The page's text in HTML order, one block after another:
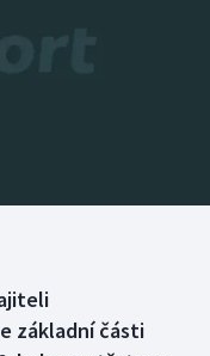
základní části